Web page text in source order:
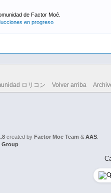
de Factor Moé.
en progreso
ロリコン Volver arriba
created by Factor Moe Team &AAS
Group